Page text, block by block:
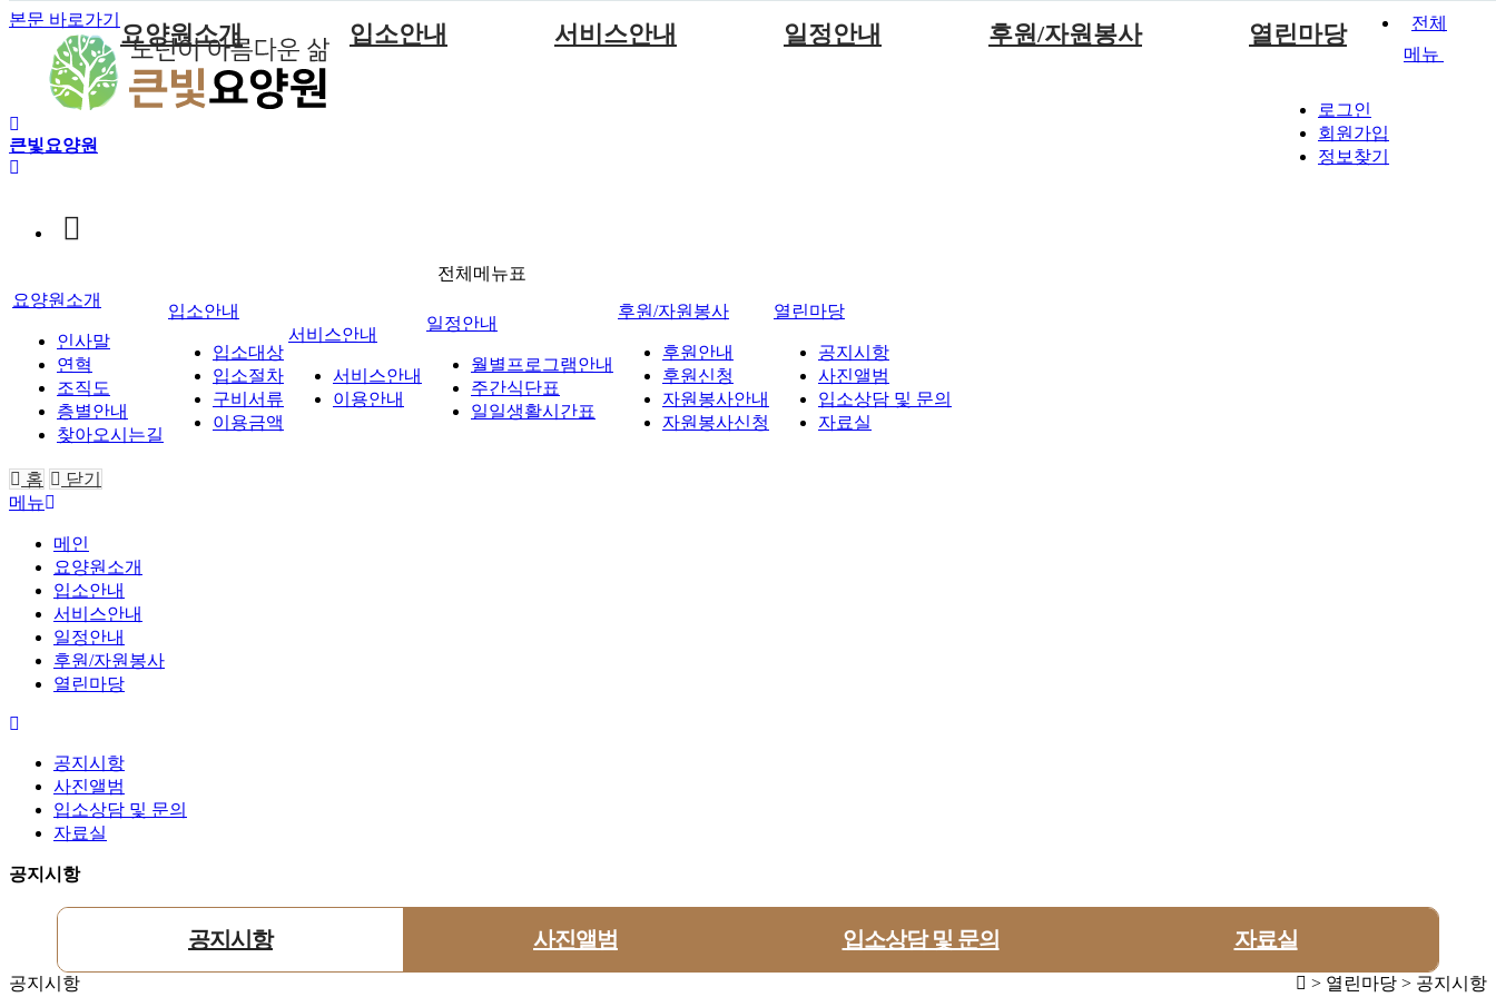
본문 바로가기
로그인
회원가입
정보찾기
큰빛요양원
요양원소개
인사말
입소안내 서비스안내 일정안내 후원/자원봉사 열린마당
입소상담 및 문의
전체
메뉴
전체메뉴표
요양원소개
인사말
연혁
조직도
층별안내
찾아오시는길
입소안내
입소대상
입소절차
구비서류
이용금액
서비스안내
서비스안내
이용안내
일정안내
월별프로그램안내
주간식단표
일일생활시간표
후원/자원봉사
후원안내
후원신청
자원봉사안내
자원봉사신청
열린마당
공지시항
사진앨범
입소상담 및 문의
자료실
홈
닫기
메뉴
메인
요양원소개
입소안내
서비스안내
일정안내
후원/자원봉사
열린마당
공지시항
사진앨범
입소상담 및 문의
자료실
공지시항
공지시항 사진앨범 입소상담 및 문의 자료실
> 열린마당 > 공지시항
공지시항